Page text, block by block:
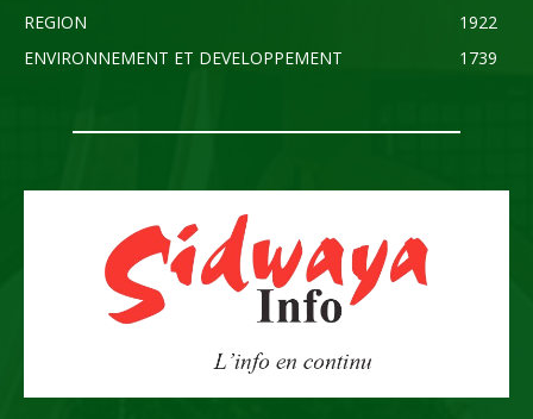
REGION
1922
ENVIRONNEMENT ET DEVELOPPEMENT
1739